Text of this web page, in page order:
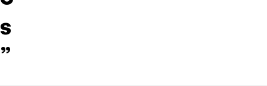
s
”